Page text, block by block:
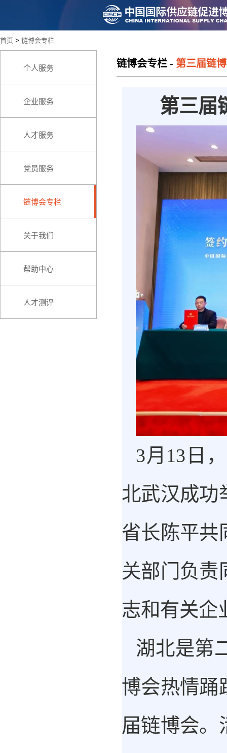
首页 > 链博会专栏
个人服务
企业服务
人才服务
党员服务
链博会专栏
关于我们
帮助中心
人才测评
链博会专栏 - 第三届链
第三届
3月13日
北武汉成功
省长陈平共
关部门负责
志和有关企
湖北是第
博会热情踊
届链博会。